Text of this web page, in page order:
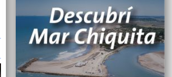
10/04/2026 12:59
El aumento del combustible Impulsa la
colocación de equipos de GNC en Mar del
Plata
10/04/2026 09:31
Trágico siniestro vial, un hombre pierde la vida
en la zona de la Diagonal Gascón